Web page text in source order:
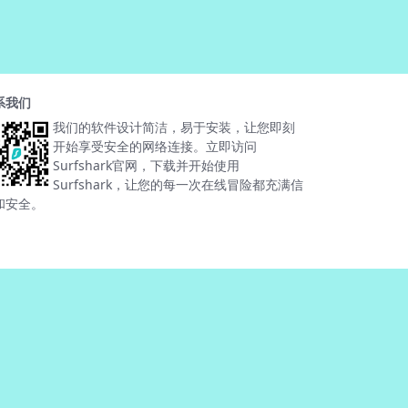
我们
我们的软件设计简洁，易于安装，让您即刻
开始享受安全的网络连接。立即访问
Surfshark官网，下载并开始使用
Surfshark，让您的每一次在线冒险都充满信
全。